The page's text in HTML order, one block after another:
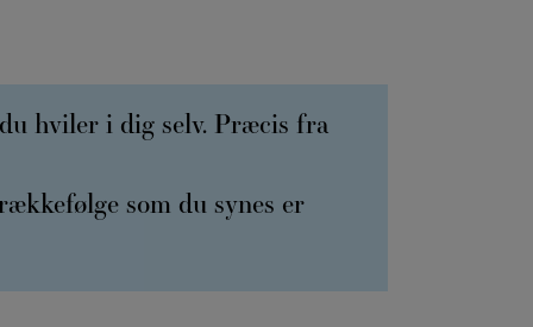
hviler i dig selv. Præcis fra
som du synes er